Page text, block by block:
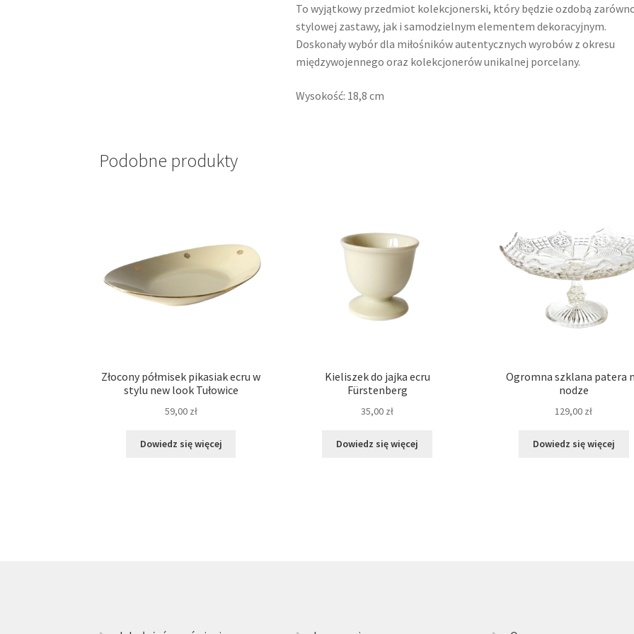
To wyjątkowy przedmiot kolekcjonerski, który będzie ozdobą
stylowej zastawy, jak i samodzielnym elementem dekoracyjnym.
Doskonały wybór dla miłośników autentycznych wyrobów z okresu
międzywojennego oraz kolekcjonerów unikalnej porcelany.
Wysokość: 18,8 cm
Podobne produkty
Złocony półmisek pikasiak ecru w
stylu new look Tułowice
59,00 zł
Dowiedz się więcej
Kieliszek do jajka ecru
Fürstenberg
35,00 zł
Dowiedz się więcej
Ogromna szklana patera
nodze
129,00 zł
Dowiedz się więcej